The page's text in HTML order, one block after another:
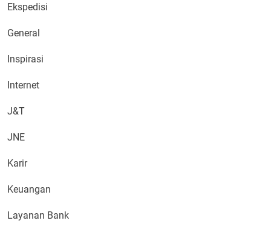
Ekspedisi
General
Inspirasi
Internet
J&T
JNE
Karir
Keuangan
Layanan Bank